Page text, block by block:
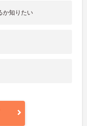
か知りたい